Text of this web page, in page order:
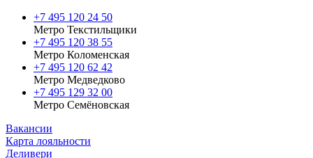
+7 495 120 24 50
Метро Текстильщики
+7 495 120 38 55
Метро Коломенская
‎+7 495 120 62 42
Метро Медведково
+7 495 129 32 00
Метро Семёновская
Вакансии
Карта лояльности
Деливери